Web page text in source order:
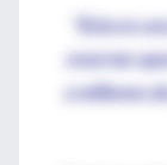
"Esta es
enorme
a millones